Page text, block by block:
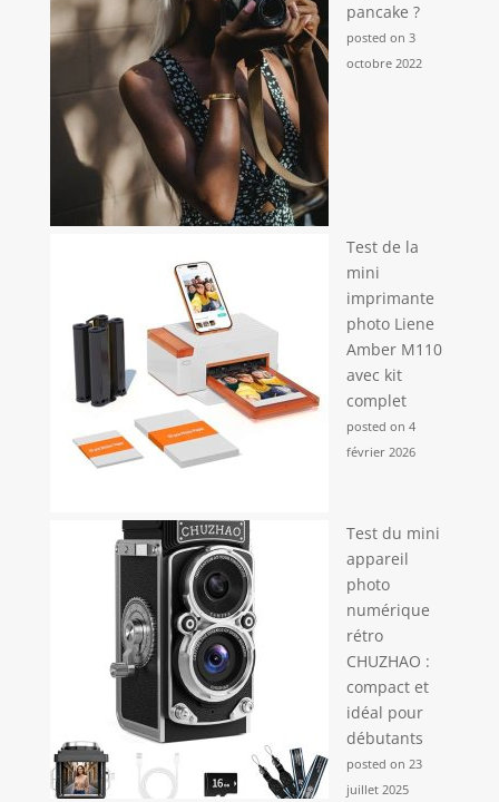
pancake ?
posted on 3
octobre 2022
Test de la
mini
imprimante
photo Liene
Amber M110
avec kit
complet
posted on 4
février 2026
Test du mini
appareil
photo
numérique
rétro
CHUZHAO :
compact et
idéal pour
débutants
posted on 23
juillet 2025